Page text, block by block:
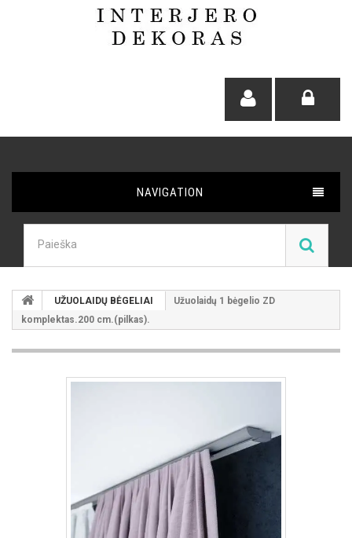
NAVIGATION
UŽUOLAIDŲ BĖGELIAI
Užuolaidų 1 bėgelio ZD
komplektas.200 cm.(pilkas).